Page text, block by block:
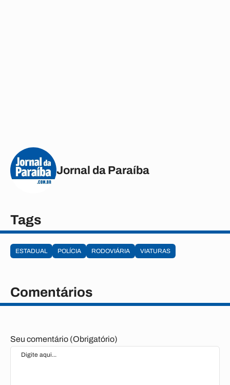
Jornal da Paraíba
Tags
ESTADUAL POLÍCIA RODOVIÁRIA VIATURAS
Comentários
Seu comentário (Obrigatório)